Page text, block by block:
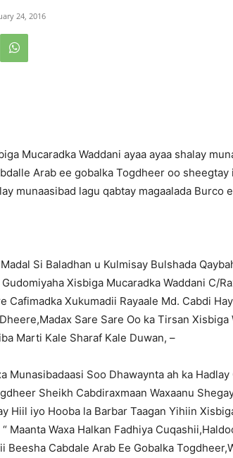
24, 2016
Mucaradka Waddani ayaa ayaa shalay
Arab ee gobalka Togdheer oo
munaasibad lagu qabtay magaalada Burco
Si Baladhan u Kulmisay Bulshada
Xisbiga Mucaradka Waddani C/
Cafimadka Xukumadii Rayaale Md. Cabdi
Sare Sare Oo ka Tirsan
Marti Kale Sharaf Kale Duwan, –
Munasibadaasi Soo Dhawaynta ah ka
Sheikh Cabdiraxmaan Waxaanu
Hiil iyo Hooba la Barbar Taagan Yihiin
Maanta Waxa Halkan Fadhiya
Beesha Cabdale Arab Ee Gobalka